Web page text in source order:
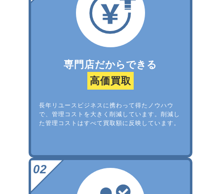
専門店だからできる
高価買取
長年リユースビジネスに携わって得たノウハウ
で、管理コストを大きく削減しています。削減し
た管理コストはすべて買取額に反映しています。